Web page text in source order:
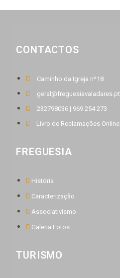
CONTACTOS
Caminho da Igreja nº18
geral@freguesiavaladares.pt
232798036 | 969 254 273
Livro de Reclamações Online
FREGUESIA
História
Caracterização
Associativismo
Galeria Fotos
TURISMO